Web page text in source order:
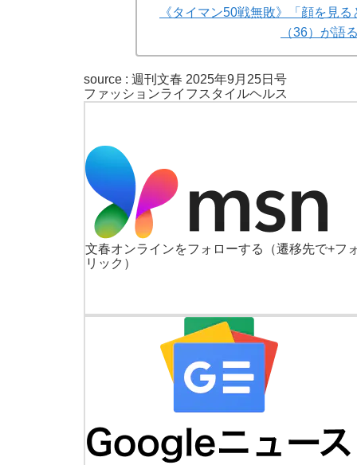
《タイマン50戦無敗》「顔を見
（36）が語
source : 週刊文春 2025年9月25日号
ファッションライフスタイルヘルス
文春オンラインをフォローする
（遷移先で+フ
リック）